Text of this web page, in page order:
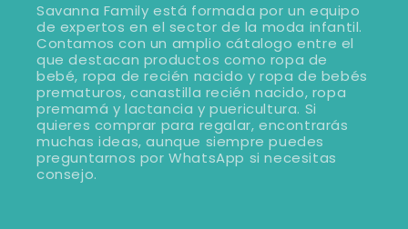
Savanna Family está formada por un equipo
de expertos en el sector de la moda infantil.
Contamos con un amplio cátalogo entre el
que destacan productos como ropa de
bebé, ropa de recién nacido y ropa de bebés
prematuros, canastilla recién nacido, ropa
premamá y lactancia y puericultura. Si
quieres comprar para regalar, encontrarás
muchas ideas, aunque siempre puedes
preguntarnos por WhatsApp si necesitas
consejo.